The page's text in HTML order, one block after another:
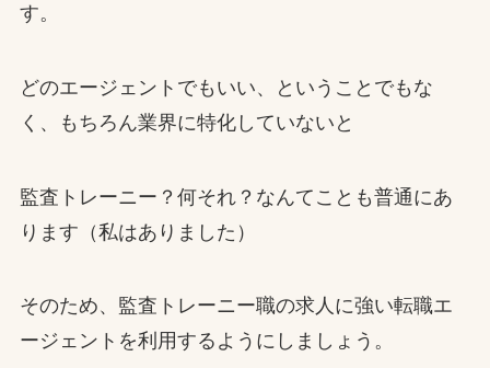
す。
どのエージェントでもいい、ということでもな
く、もちろん業界に特化していないと
監査トレーニー？何それ？なんてことも普通にあ
ります（私はありました）
そのため、監査トレーニー職の求人に強い転職エ
ージェントを利用するようにしましょう。